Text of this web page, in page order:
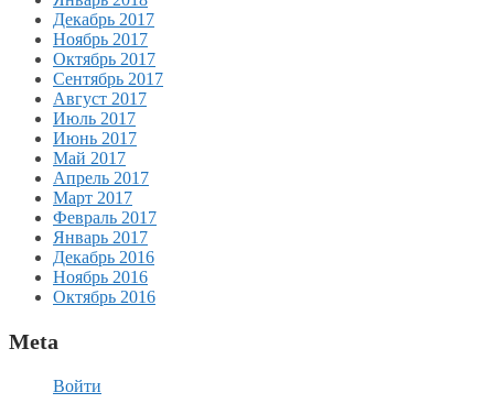
Декабрь 2017
Ноябрь 2017
Октябрь 2017
Сентябрь 2017
Август 2017
Июль 2017
Июнь 2017
Май 2017
Апрель 2017
Март 2017
Февраль 2017
Январь 2017
Декабрь 2016
Ноябрь 2016
Октябрь 2016
Meta
Войти